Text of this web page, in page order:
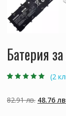
Батерия
потребителски
оценки
(2
82.91лв. Original
48.76